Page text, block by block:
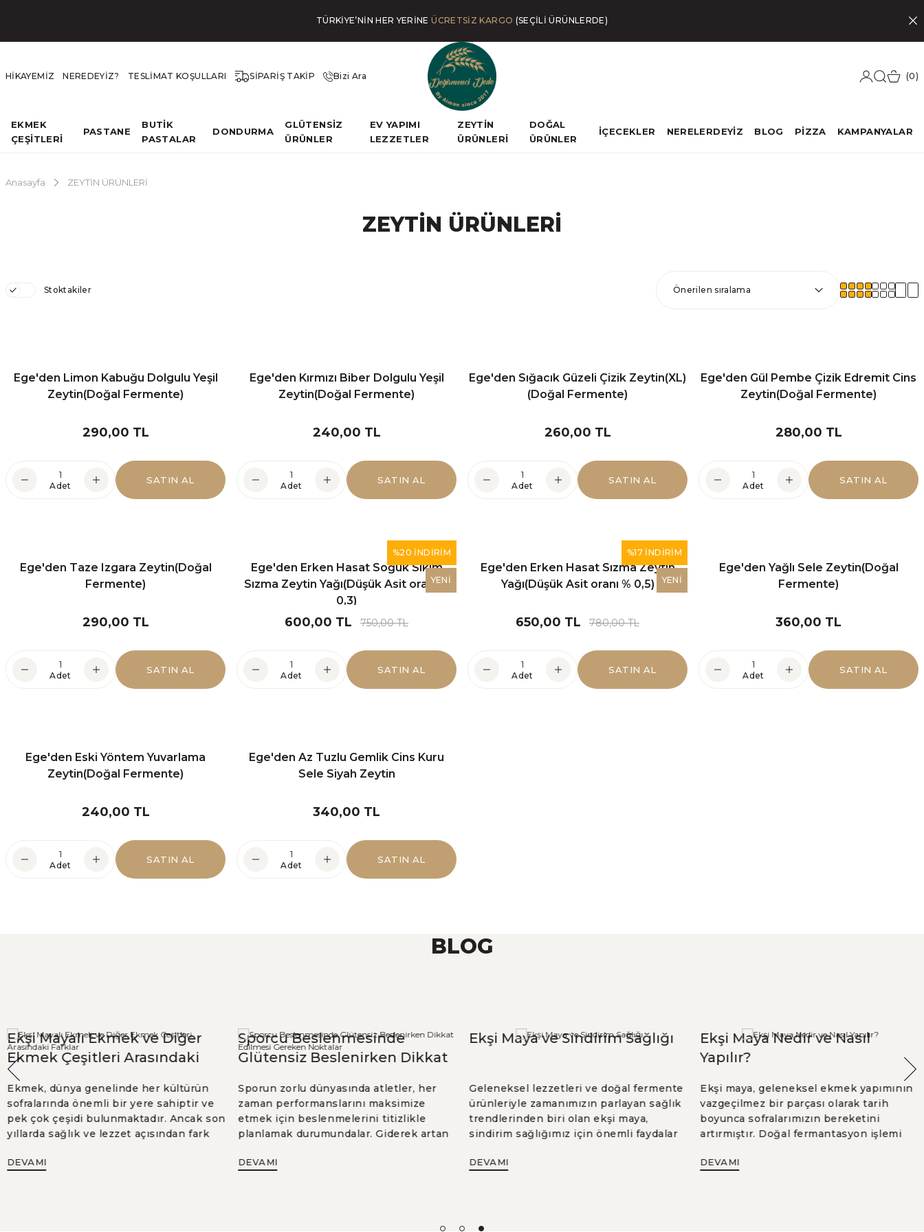
TÜRKİYE’NİN HER YERİNEÜCRETSİZ KARGO (SEÇİLİ ÜRÜNLERDE)
HİKAYEMİZ NEREDEYİZ? TESLİMAT KOŞULLARI SİPARİŞ TAKİP Bizi Ara 0
EKMEK
ÇEŞİTLERİ
PASTANE
BUTİK
PASTALAR
DONDURMA
GLÜTENSİZ
ÜRÜNLER
EV YAPIMI
LEZZETLER
ZEYTİN
ÜRÜNLERİ
DOĞAL
ÜRÜNLER
İÇECEKLER NERELERDEYİZ BLOG PİZZA KAMPANYALAR
Anasayfa ZEYTİN ÜRÜNLERİ
ZEYTİN ÜRÜNLERİ
Stoktakiler
Ege'den Limon Kabuğu Dolgulu Yeşil
Zeytin(Doğal Fermente)
290,00 TL
Adet
SATIN AL
Ege'den Kırmızı Biber Dolgulu Yeşil
Zeytin(Doğal Fermente)
240,00 TL
Adet
SATIN AL
Ege'den Sığacık Güzeli Çizik Zeytin(XL)
(Doğal Fermente)
260,00 TL
Adet
SATIN AL
Ege'den Gül Pembe Çizik Edremit Cins
Zeytin(Doğal Fermente)
280,00 TL
Adet
SATIN AL
Ege'den Taze Izgara Zeytin(Doğal
Fermente)
290,00 TL
Adet
SATIN AL
%20 İNDİRİM
YENİ
Ege'den Erken Hasat Soğuk Sıkım
Sızma Zeytin Yağı(Düşük Asit oranı %
0,3)
600,00 TL 750,00 TL
Adet
SATIN AL
%17 İNDİRİM
YENİ
Ege'den Erken Hasat Sızma Zeytin
Yağı(Düşük Asit oranı % 0,5)
650,00 TL 780,00 TL
Adet
SATIN AL
Ege'den Yağlı Sele Zeytin(Doğal
Fermente)
360,00 TL
Adet
SATIN AL
Ege'den Eski Yöntem Yuvarlama
Zeytin(Doğal Fermente)
240,00 TL
Adet
SATIN AL
Ege'den Az Tuzlu Gemlik Cins Kuru
Sele Siyah Zeytin
340,00 TL
Adet
SATIN AL
BLOG
Ekşi Mayalı Ekmek ve Diğer
Ekmek Çeşitleri Arasındaki
Farklar
Ekmek, dünya genelinde her kültürün
sofralarında önemli bir yere sahiptir ve
pek çok çeşidi bulunmaktadır. Ancak son
yıllarda sağlık ve lezzet açısından fark
fazla ilgi görmeye başlamıştır. Peki, ekşi
DEVAMI
Sporcu Beslenmesinde
Glütensiz Beslenirken Dikkat
Sporun zorlu dünyasında atletler, her
zaman performanslarını maksimize
etmek için beslenmelerini titizlikle
planlamak durumundalar. Giderek artan
beslenme, özellikle bazı sporcular
DEVAMI
Ekşi Maya ve Sindirim Sağlığı
Geleneksel lezzetleri ve doğal fermente
ürünleriyle zamanımızın parlayan sağlık
trendlerinden biri olan ekşi maya,
sindirim sağlığımız için önemli faydalar
yapılan ekmeklerin sindirimi nasıl
mutlu bir hayatın temeli olarak gören
DEVAMI
Ekşi Maya Nedir ve Nasıl
Yapılır?
Ekşi maya, geleneksel ekmek yapımının
vazgeçilmez bir parçası olarak tarih
boyunca sofralarımızın bereketini
artırmıştır. Doğal fermantasyon işlemi
ekmeklerin sırrı olan ekşi maya, son
DEVAMI